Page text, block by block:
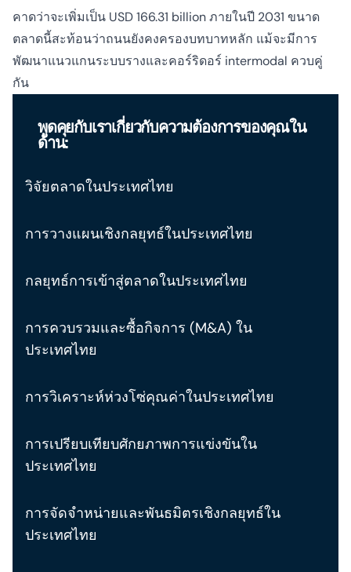
คาดว่าจะเพิ่มเป็น USD 166.31 billion ภายในปี 2031 ขนาด
ตลาดนี้สะท้อนว่าถนนยังคงครองบทบาทหลัก แม้จะมีการ
พัฒนาแนวแกนระบบรางและคอร์ริดอร์ intermodal ควบคู่
กัน
พูดคุยกับเราเกี่ยวกับความต้องการของคุณใน
ด้าน:
วิจัยตลาดในประเทศไทย
การวางแผนเชิงกลยุทธ์ในประเทศไทย
กลยุทธ์การเข้าสู่ตลาดในประเทศไทย
การควบรวมและซื้อกิจการ (M&A) ใน
ประเทศไทย
การวิเคราะห์ห่วงโซ่คุณค่าในประเทศไทย
การเปรียบเทียบศักยภาพการแข่งขันใน
ประเทศไทย
การจัดจำหน่ายและพันธมิตรเชิงกลยุทธ์ใน
ประเทศไทย